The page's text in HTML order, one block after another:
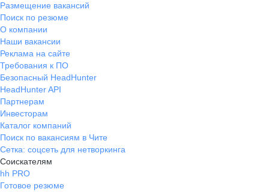
Размещение вакансий
Поиск по резюме
О компании
Наши вакансии
Реклама на сайте
Требования к ПО
Безопасный HeadHunter
HeadHunter API
Партнерам
Инвесторам
Каталог компаний
Поиск по вакансиям в Чите
Сетка: соцсеть для нетворкинга
Соискателям
hh PRO
Готовое резюме